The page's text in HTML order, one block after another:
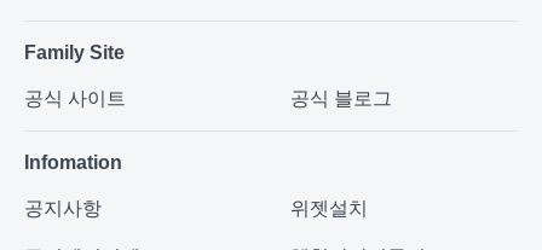
Family Site
공식 사이트 공식 블로그
Infomation
공지사항 위젯설치